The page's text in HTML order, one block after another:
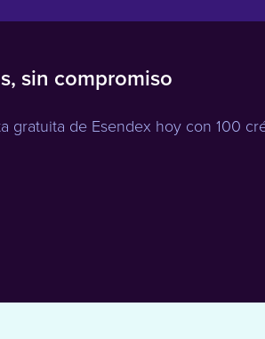
sin compromiso
gratuita de Esendex hoy con 100